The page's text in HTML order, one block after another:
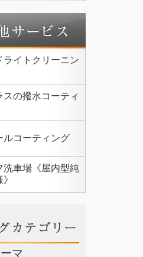
ライトクリーニン
スの撥水コーティ
ルコーティング
洗車場《屋内型純
マ